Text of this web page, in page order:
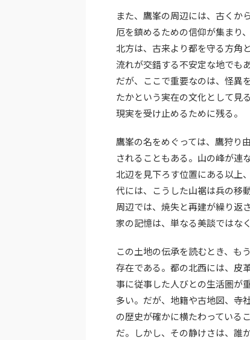
また、鷹峯の周辺には、古くか
厄を鎮めるための信仰が集まり
北方は、古来より都を守る方角
流れが交錯する不安定な地でも
だが、ここで重要なのは、怪異
たかという実在の文化として見
現実を受け止めるために残る。
鷹峯の名をめぐっては、鷹狩り
されることもある。山の峰が連
北辺を見下ろす位置にある以上
代には、こうした山裾は兵の移
周辺では、焼失と再建が繰り返
家の記憶は、単なる美談ではな
この土地の伝承を読むとき、も
存在である。都の北西には、皮
事に従事した人びとの生活圏が
多い。だが、地籍や古地図、寺
の歴史が確かに横たわっている
だ。しかし、その静けさは、誰